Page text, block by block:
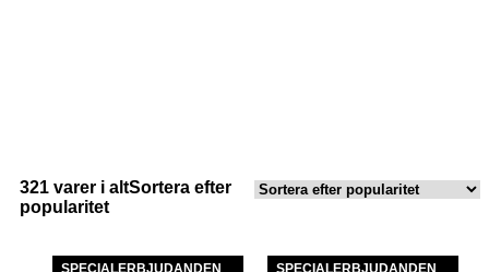
321 varer i altSortera efter
popularitet
SPECIALERBJUDANDEN SPECIALERBJUDANDEN